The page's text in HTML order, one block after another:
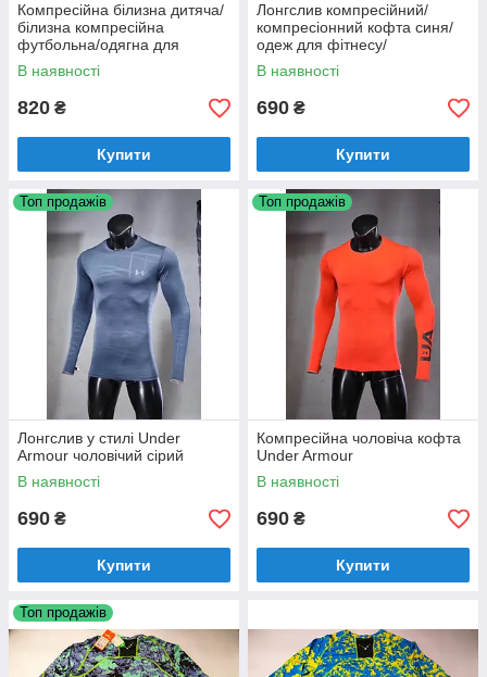
Компресійна білизна дитяча/
білизна компресійна
футбольна/одягна для
футболістів/термобілизна/
тайтси/
В наявності
820 ₴
Купити
Лонгслив компресійний/
компресіонний кофта синя/
одеж для фітнесу/
компресіонний одяг/
В наявності
690 ₴
Купити
Топ продажів
Лонгслив у стилі Under
Armour чоловічий сірий
В наявності
690 ₴
Купити
Топ продажів
Компресійна чоловіча кофта
Under Armour
В наявності
690 ₴
Купити
Топ продажів